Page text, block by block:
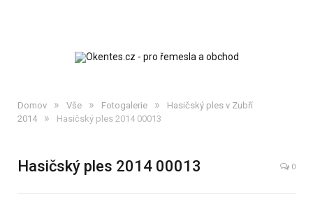
Domov » Vše » Fotogalerie »
Hasičský ples v Zubří
2014
» Hasičský ples 2014 00013
Hasičský ples 2014 00013 0